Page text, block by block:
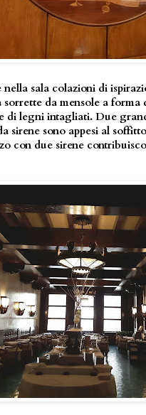
sala colazioni di
da mensole a forma
di legni intagliati. Due
sirene sono appesi al
con due sirene